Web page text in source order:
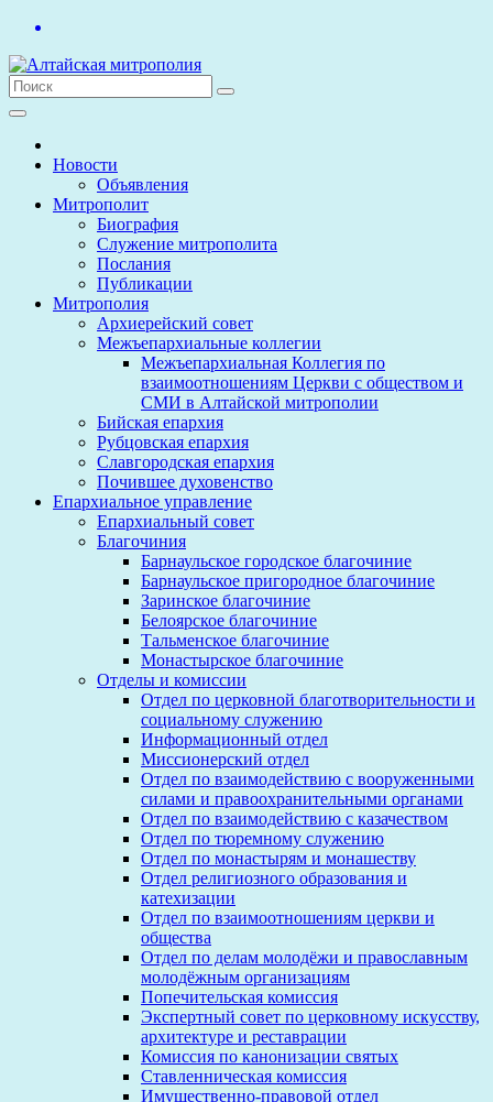
Перейти
содержимому
Новости
Объявления
Митрополит
Биография
Служение митрополита
Послания
Публикации
Митрополия
Архиерейский совет
Межъепархиальные коллегии
Межъепархиальная Коллегия по
взаимоотношениям Церкви с обществом и
СМИ в Алтайской митрополии
Бийская епархия
Рубцовская епархия
Славгородская епархия
Почившее духовенство
Епархиальное управление
Епархиальный совет
Благочиния
Барнаульское городское благочиние
Барнаульское пригородное благочиние
Заринское благочиние
Белоярское благочиние
Тальменское благочиние
Монастырское благочиние
Отделы и комиссии
Отдел по церковной благотворительности и
социальному служению
Информационный отдел
Миссионерский отдел
Отдел по взаимодействию с вооруженными
силами и правоохранительными органами
Отдел по взаимодействию с казачеством
Отдел по тюремному служению
Отдел по монастырям и монашеству
Отдел религиозного образования и
катехизации
Отдел по взаимоотношениям церкви и
общества
Отдел по делам молодёжи и православным
молодёжным организациям
Попечительская комиссия
Экспертный совет по церковному искусству,
архитектуре и реставрации
Комиссия по канонизации святых
Ставленническая комиссия
Имущественно-правовой отдел